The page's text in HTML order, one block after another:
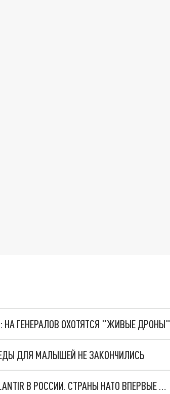
ГЕНЕРАЛОВ ОХОТЯТСЯ "ЖИВЫЕ ДРОНЫ"
ДЛЯ МАЛЫШЕЙ НЕ ЗАКОНЧИЛИСЬ
"ОЧЕНЬ ПЛОХИЕ НОВОСТИ": БОЛЬШАЯ ОШИБКА PALANTIR В РОССИИ. СТРАНЫ НАТО ВПЕРВЫЕ ЗА СВО ОСТАНОВИЛИ ПОСТАВКИ ОРУЖИЯ. ВСУ ТЕРЯЮТ ПРИГРАНИЧЬЕ?